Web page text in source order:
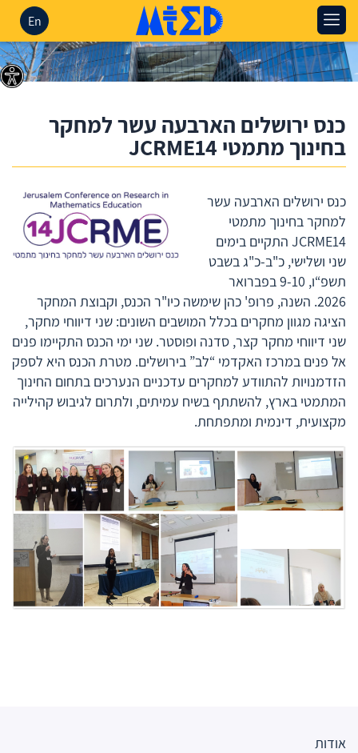
En
כנס ירושלים הארבעה עשר למחקר
בחינוך מתמטי JCRME14
כנס ירושלים הארבעה עשר
למחקר בחינוך מתמטי
JCRME14 התקיים בימים
שני ושלישי, כ"ב-כ"ג בשבט
תשפ“ו, 9-10 בפברואר
2026. השנה, פרופ' כהן שימשה כיו"ר הכנס, וקבוצת המחקר
הציגה מגוון מחקרים בכלל המושבים השונים: שני דיווחי מחקר,
שני דיווחי מחקר קצר, סדנה ופוסטר. שני ימי הכנס התקיימו פנים
אל פנים במרכז האקדמי “לב” בירושלים. מטרת הכנס היא לספק
הזדמנויות להתוודע למחקרים עדכניים הנערכים בתחום החינוך
המתמטי בארץ, להשתתף בשיח עמיתים, ולתרום לגיבוש קהילייה
מקצועית, דינמית ומתפתחת.
אודות